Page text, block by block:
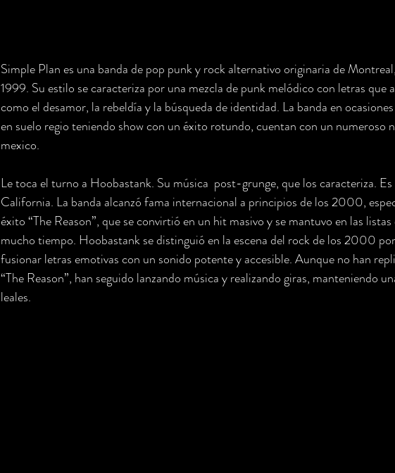
Simple Plan es una banda de pop punk y rock alternativo originaria de
1999. Su estilo se caracteriza por una mezcla de punk melódico con letras que
como el desamor, la rebeldía y la búsqueda de identidad. La banda en
en suelo regio teniendo show con un éxito rotundo, cuentan con un numeroso
mexico.
Le toca el turno a Hoobastank. Su música  post-grunge, que los caracteriza.
California. La banda alcanzó fama internacional a principios de los 2000,
éxito “The Reason”, que se convirtió en un hit masivo y se mantuvo en las
mucho tiempo. Hoobastank se distinguió en la escena del rock de los 2000
fusionar letras emotivas con un sonido potente y accesible. Aunque no han
“The Reason”, han seguido lanzando música y realizando giras, manteniendo
leales.